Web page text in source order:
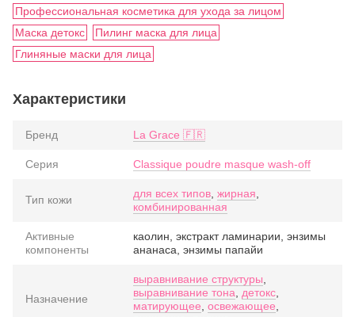
Профессиональная косметика для ухода за лицом
Маска детокс
Пилинг маска для лица
Глиняные маски для лица
Характеристики
Бренд La Grace 🇫🇷
Серия Classique poudre masque wash-off
Тип кожи для всех типов жирная
комбинированная
Активные
компоненты
каолин, экстракт ламинарии, энзимы
ананаса, энзимы папайи
Назначение
выравнивание структуры
выравнивание тона
детокс
матирующее освежающее